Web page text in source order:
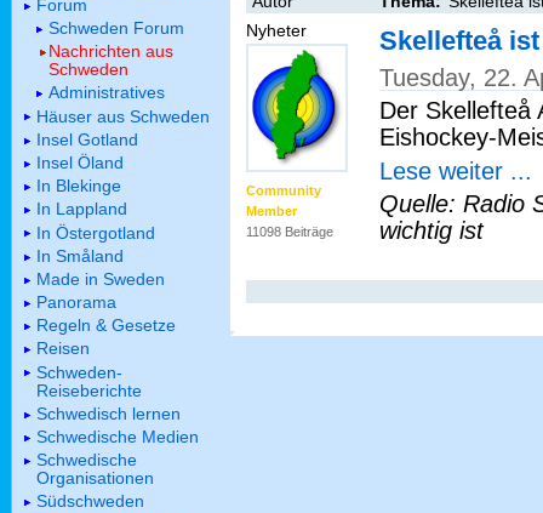
Nyheter
Community
Member
11098 Beiträge
Skellefteå
Tuesday, 22.
Der Skellefteå
Eishockey-
Lese weiter ...
Quelle: Radio
wichtig ist
Forum
Schweden Forum
Nachrichten aus
Schweden
Administratives
Häuser aus Schweden
Insel Gotland
Insel Öland
In Blekinge
In Lappland
In Östergotland
In Småland
Made in Sweden
Panorama
Regeln & Gesetze
Reisen
Schweden-
Reiseberichte
Schwedisch lernen
Schwedische Medien
Schwedische
Organisationen
Südschweden